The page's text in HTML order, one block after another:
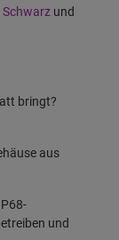
Schwarz und
bringt?
aus
und